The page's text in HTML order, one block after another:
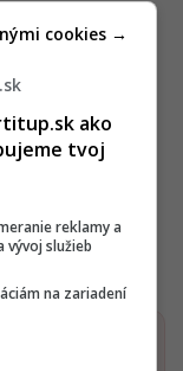
Digitálny
nosičov,
vďaka čomu
bez
pulte.
odporúčaní
ako
tvoj
reklamy a
vývoj služieb
na zariadení
cookies →